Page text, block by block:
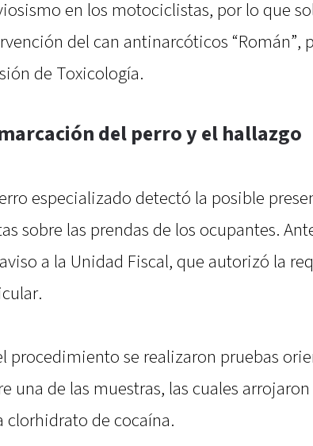
en los motociclistas, por lo que
del can antinarcóticos “Román”,
de Toxicología.
del perro y el hallazgo
especializado detectó la posible
sobre las prendas de los ocupantes.
a la Unidad Fiscal, que autorizó la
procedimiento se realizaron pruebas
una de las muestras, las cuales
clorhidrato de cocaína.